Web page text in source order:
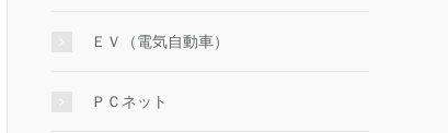
ＥＶ（電気自動車）
ＰＣネット